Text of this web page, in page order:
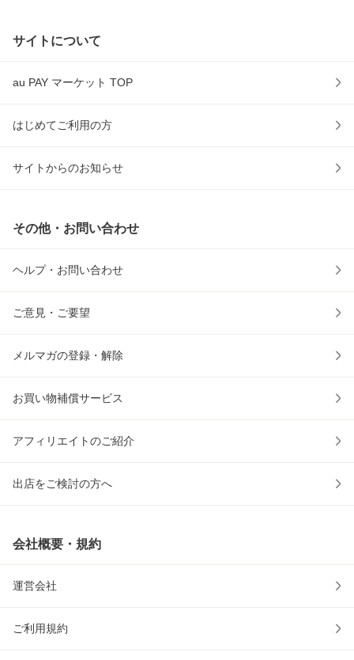
サイトについて
au PAY マーケット TOP
はじめてご利用の方
サイトからのお知らせ
その他・お問い合わせ
ヘルプ・お問い合わせ
ご意見・ご要望
メルマガの登録・解除
お買い物補償サービス
アフィリエイトのご紹介
出店をご検討の方へ
会社概要・規約
運営会社
ご利用規約